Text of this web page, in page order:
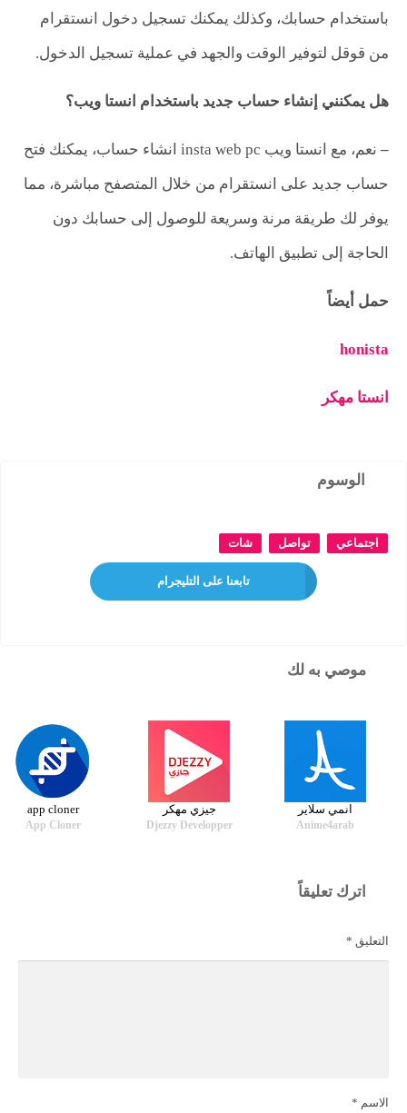
باستخدام حسابك، وكذلك يمكنك تسجيل دخول انستقرام
من قوقل لتوفير الوقت والجهد في عملية تسجيل الدخول.
هل يمكنني إنشاء حساب جديد باستخدام انستا ويب؟
–
نعم، مع انستا ويب insta web pc انشاء حساب، يمكنك فتح
حساب جديد على انستقرام من خلال المتصفح مباشرة، مما
يوفر لك طريقة مرنة وسريعة للوصول إلى حسابك دون
الحاجة إلى تطبيق الهاتف.
حمل أيضاً
honista
انستا مهكر
الوسوم
اجتماعي تواصل شات
تابعنا على التليجرام
موصي به لك
انمي سلاير
Anime4arab
جيزي مهكر
Djezzy Developper
app cloner
App Cloner
اترك تعليقاً
التعليق *
الاسم *